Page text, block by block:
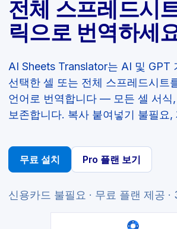
전체 스프레드시
릭으로 번역하세
AI Sheets Translator는 AI 및 GPT
선택한 셀 또는 전체 스프레드시트
언어로 번역합니다 — 모든 셀 서식
보존합니다. 복사 붙여넣기 불필요,
무료 설치 Pro 플랜 보기
신용카드 불필요 · 무료 플랜 제공 ·